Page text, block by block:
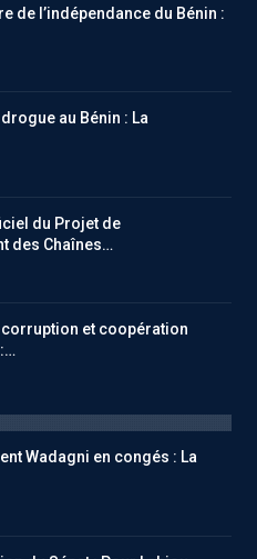
de l’indépendance du Bénin :
au Bénin : La
du Projet de
des Chaînes…
corruption et coopération
Wadagni en congés : La